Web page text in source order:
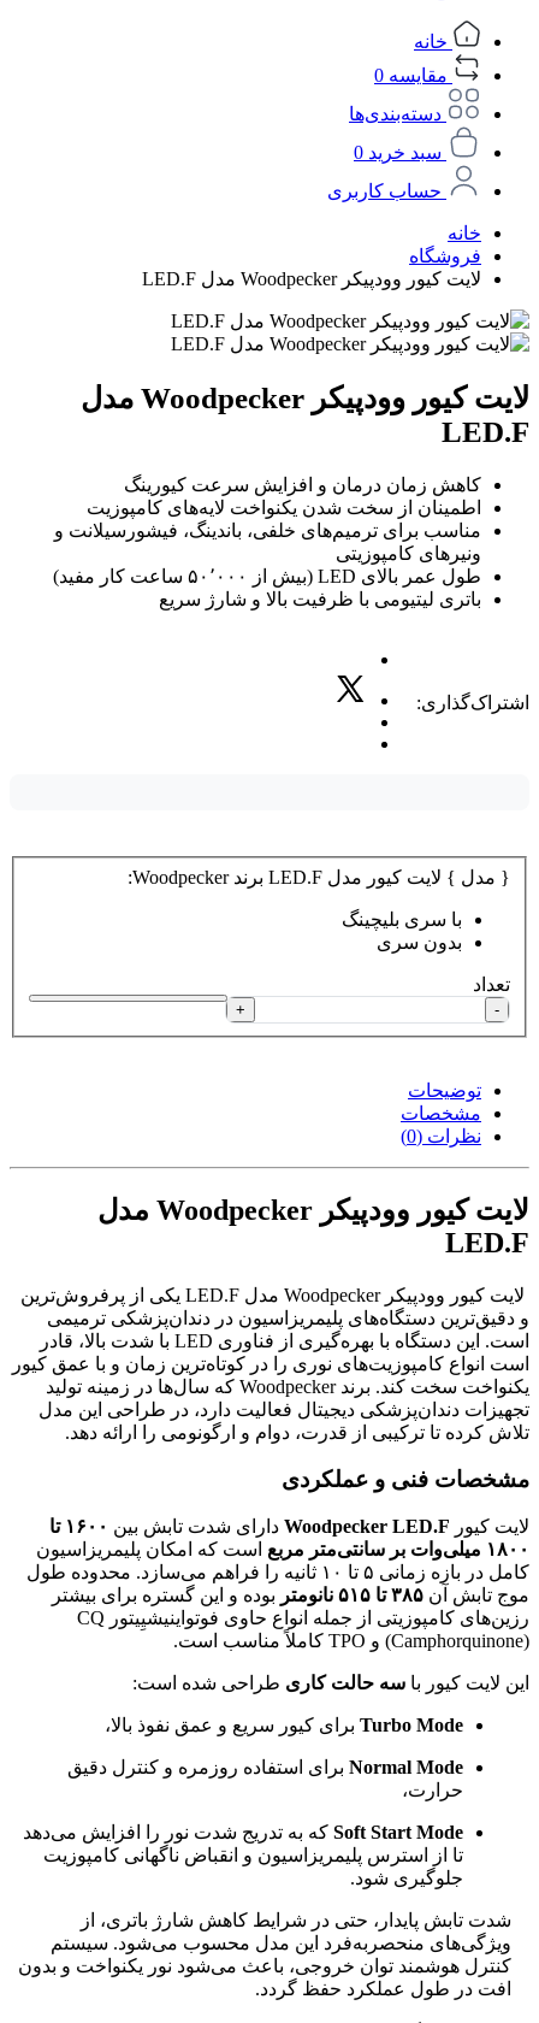
خانه
مقایسه 0
دسته‌بندی‌ها
سبد خرید 0
حساب کاربری
خانه
فروشگاه
لایت کیور وودپیکر Woodpecker مدل LED.F
لایت کیور وودپیکر Woodpecker مدل
LED.F
کاهش زمان درمان و افزایش سرعت کیورینگ
اطمینان از سخت شدن یکنواخت لایه‌های کامپوزیت
مناسب برای ترمیم‌های خلفی، باندینگ، فیشورسیلانت و
ونیرهای کامپوزیتی
طول عمر بالای LED (بیش از ۵۰٬۰۰۰ ساعت کار مفید)
باتری لیتیومی با ظرفیت بالا و شارژ سریع
اشتراک‌گذاری:
{ مدل } لایت کیور مدل LED.F برند Woodpecker:
با سری بلیچینگ
بدون سری
تعداد
-
+
توضیحات
مشخصات
نظرات (0)
لایت کیور وودپیکر Woodpecker مدل
LED.F
لایت کیور وودپیکر Woodpecker مدل LED.F یکی از پرفروش‌ترین
و دقیق‌ترین دستگاه‌های پلیمریزاسیون در دندان‌پزشکی ترمیمی
است. این دستگاه با بهره‌گیری از فناوری LED با شدت بالا، قادر
است انواع کامپوزیت‌های نوری را در کوتاه‌ترین زمان و با عمق کیور
یکنواخت سخت کند. برند Woodpecker که سال‌ها در زمینه تولید
تجهیزات دندان‌پزشکی دیجیتال فعالیت دارد، در طراحی این مدل
تلاش کرده تا ترکیبی از قدرت، دوام و ارگونومی را ارائه دهد.
مشخصات فنی و عملکردی
لایت کیور Woodpecker LED.F دارای شدت تابش بین
۱۶۰۰ تا
۱۸۰۰ میلی‌وات بر سانتی‌متر مربع
است که امکان پلیمریزاسیون
کامل در بازه زمانی ۵ تا ۱۰ ثانیه را فراهم می‌سازد. محدوده طول
موج تابش آن ۳۸۵ تا ۵۱۵ نانومتر
بوده و این گستره برای بیشتر
رزین‌های کامپوزیتی از جمله انواع حاوی فوتواینیشیِیتور CQ
(Camphorquinone) و TPO کاملاً مناسب است.
این لایت کیور با سه حالت کاری طراحی شده است:
Turbo Mode برای کیور سریع و عمق نفوذ بالا،
Normal Mode برای استفاده روزمره و کنترل دقیق
حرارت،
Soft Start Mode که به تدریج شدت نور را افزایش می‌دهد
تا از استرس پلیمریزاسیون و انقباض ناگهانی کامپوزیت
جلوگیری شود.
شدت تابش پایدار، حتی در شرایط کاهش شارژ باتری، از
ویژگی‌های منحصربه‌فرد این مدل محسوب می‌شود. سیستم
کنترل هوشمند توان خروجی، باعث می‌شود نور یکنواخت و بدون
افت در طول عملکرد حفظ گردد.